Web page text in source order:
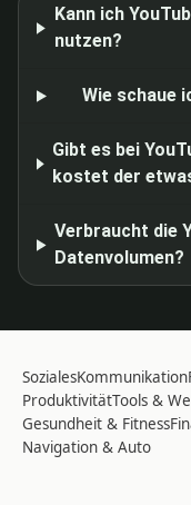
Kann ich
nutzen?
Wie schaue
Gibt es bei
kostet der
Verbraucht die
Datenvolumen?
SozialesKommunikation
ProduktivitätTools &
Gesundheit & Fitness
Navigation & Auto